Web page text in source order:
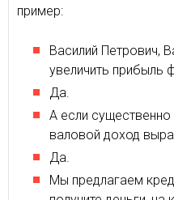
пример:
Василий Петрович,
увеличить прибыль
Да.
А если
валовой доход
Да.
Мы предлагаем